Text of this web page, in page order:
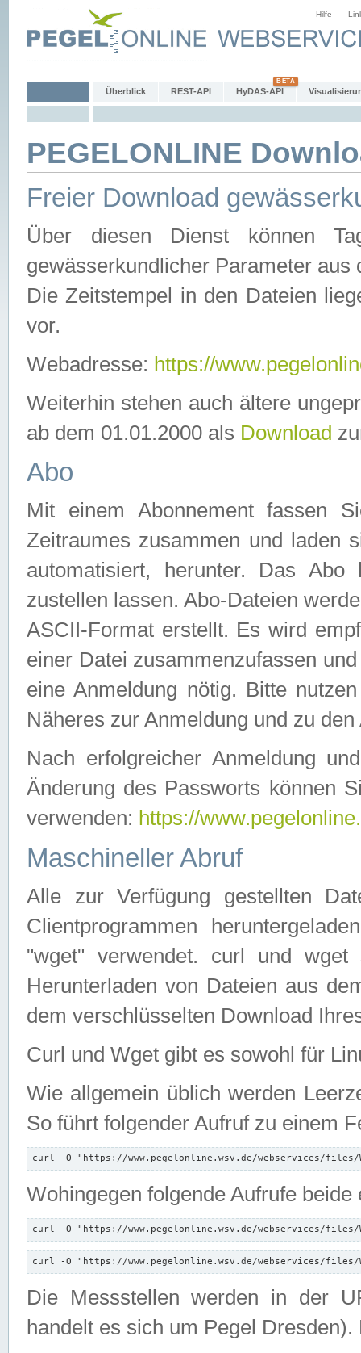
Hilfe
Überblick REST-API HyDAS-API
PEGELONLINE
Freier Download
Über diesen Dienst können
gewässerkundlicher Parameter aus
Die Zeitstempel in den Dateien
vor.
Webadresse: https://
Weiterhin stehen auch ältere
ab dem 01.01.2000 als Download
Abo
Mit einem Abonnement fassen
Zeitraumes zusammen und laden
automatisiert, herunter. Das
zustellen lassen. Abo-Dateien
ASCII-Format erstellt. Es wird
einer Datei zusammenzufassen
eine Anmeldung nötig. Bitte
Näheres zur Anmeldung und zu
Nach erfolgreicher Anmeldung
Änderung des Passworts können
verwenden: https://
Maschineller Abruf
Alle zur Verfügung gestellten
Clientprogrammen
"wget" verwendet. curl und wget
Herunterladen von Dateien aus
dem verschlüsselten Download
Curl und Wget gibt es sowohl für
Wie allgemein üblich werden
So führt folgender Aufruf zu einem
curl -O "https://www.pegelonline.wsv.de/webservices/files/
Wohingegen folgende Aufrufe beide
curl -O "https://www.pegelonline.wsv.de/webservices/files/
curl -O "https://www.pegelonline.wsv.de/webservices/files/
Die Messstellen werden in der
handelt es sich um Pegel